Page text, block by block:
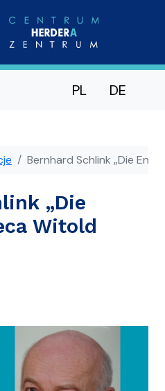
PL DE
Bernhard Schlink „Die
„Die
Witold